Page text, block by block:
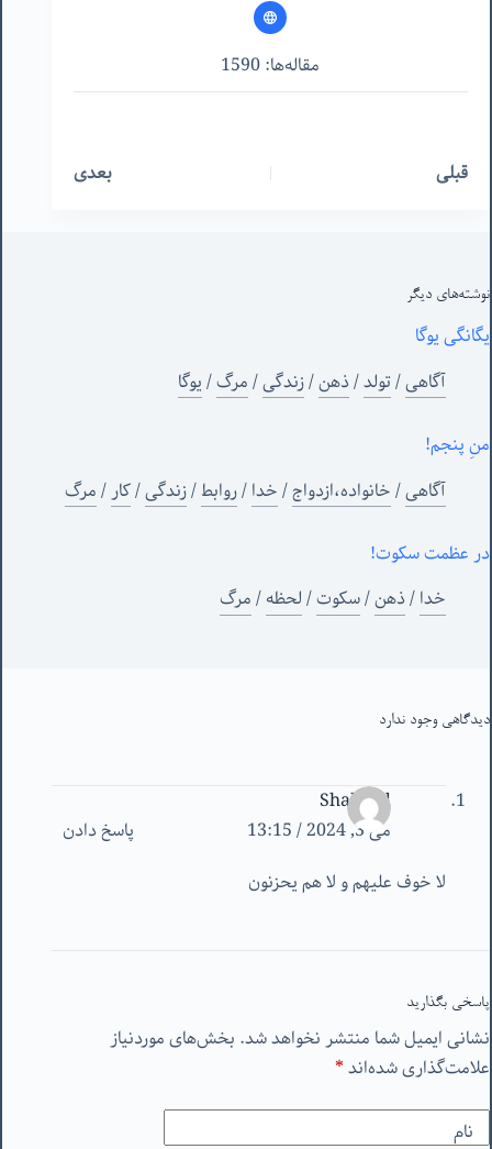
مقاله‌ها: 1590
قبلی بعدی
نوشته‌های‌ دیگر
یگانگی یوگا
آگاهی/تولد/ذهن/زندگی/مرگ/یوگا
منِ پنجم!
آگاهی/خانواده،ازدواج/خدا/روابط/زندگی/کار/مرگ
در عظمت سکوت!
خدا/ذهن/سکوت/لحظه/مرگ
دیدگاهی وجود ندارد
Shahrad
می 3, 2024 / 13:15
پاسخ دادن
لا خوف علیهم و لا هم یحزنون
پاسخی بگذارید
نشانی ایمیل شما منتشر نخواهد شد. بخش‌های موردنیاز
علامت‌گذاری شده‌اند*
نام